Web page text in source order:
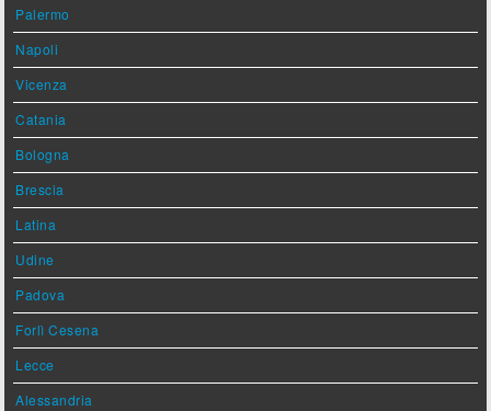
Palermo
Napoli
Vicenza
Catania
Bologna
Brescia
Latina
Udine
Padova
Forlì Cesena
Lecce
Alessandria